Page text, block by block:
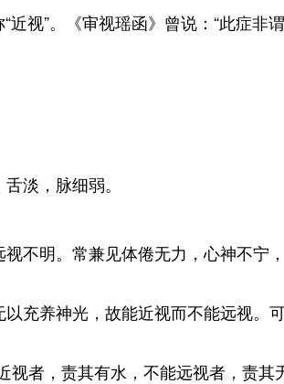
视”。《审视瑶函》曾说：“此症非
淡，脉细弱。
不明。常兼见体倦无力，心神不宁
充养神光，故能近视而不能远视。
视者，责其有水，不能远视者，责其